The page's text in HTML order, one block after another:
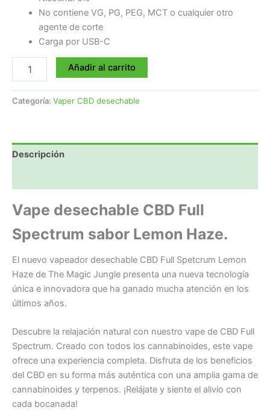
No contiene VG, PG, PEG, MCT o cualquier otro
agente de corte
Carga por USB-C
desechable
Full
cantidad
Añadir al carrito
Categoría: Vaper CBD desechable
Descripción
Vape desechable CBD Full
Spectrum sabor Lemon Haze.
El nuevo vapeador desechable CBD Full Spetcrum Lemon
Haze de The Magic Jungle presenta una nueva tecnología
única e innovadora que ha ganado mucha atención en los
últimos años.
Descubre la relajación natural con nuestro vape de CBD Full
Spectrum. Creado con todos los cannabinoides, este vape
ofrece una experiencia completa. Disfruta de los beneficios
del CBD en su forma más auténtica con una amplia gama de
cannabinoides y terpenos. ¡Relájate y siente el alivio con
cada bocanada!